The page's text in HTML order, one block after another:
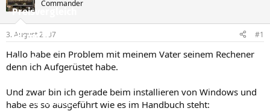
Preisvergleich
Forum
Aktuelles
Neue Beiträge
e
l
e
r
e
t
a
m
Commander
3. August 2007 #1
Hallo habe ein Problem mit meinem Vater seinem Rechener
denn ich Aufgerüstet habe.
Und zwar bin ich gerade beim installieren von Windows und
habe es so ausgeführt wie es im Handbuch steht: